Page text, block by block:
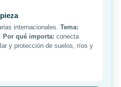
internacionales. Tema:
Por qué importa: conecta
y protección de suelos, ríos y